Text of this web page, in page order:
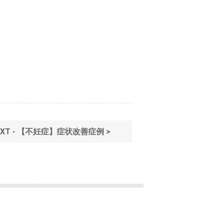
- 【不妊症】症状改善症例 >